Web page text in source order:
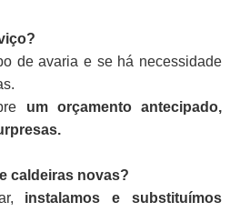
de avaria e se há necessidade
um orçamento antecipado,
caldeiras novas?
instalamos e substituímos